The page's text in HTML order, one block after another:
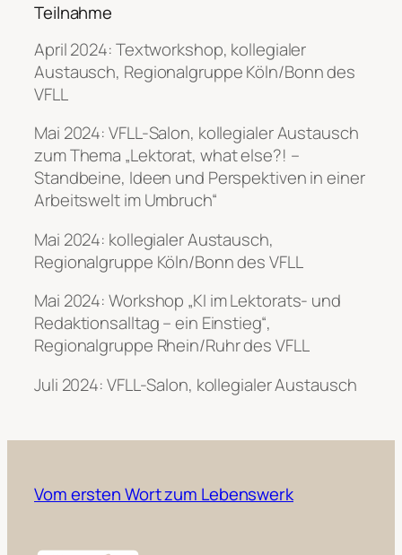
Teilnahme
April 2024: Textworkshop, kollegialer
Austausch, Regionalgruppe Köln/Bonn des
VFLL
Mai 2024: VFLL-Salon, kollegialer Austausch
zum Thema „Lektorat, what else?! –
Standbeine, Ideen und Perspektiven in einer
Arbeitswelt im Umbruch“
Mai 2024: kollegialer Austausch,
Regionalgruppe Köln/Bonn des VFLL
Mai 2024: Workshop „KI im Lektorats- und
Redaktionsalltag – ein Einstieg“,
Regionalgruppe Rhein/Ruhr des VFLL
Juli 2024: VFLL-Salon, kollegialer Austausch
Vom ersten Wort zum Lebenswerk